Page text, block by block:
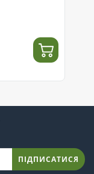
ПІДПИСАТИСЯ